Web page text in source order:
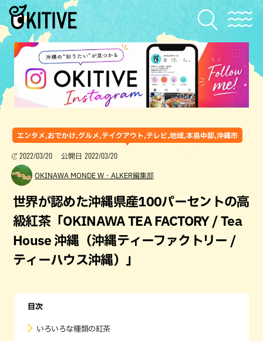
エンタメ,おでかけ,グルメ,テイクアウト,テレビ,地域,本島中部,沖縄市
2022/03/20 公開日 2022/03/20
OKINAWA MONDE W・ALKER編集部
世界が認めた沖縄県産100パーセントの高
級紅茶「OKINAWA TEA FACTORY / Tea
House 沖縄（沖縄ティーファクトリー /
ティーハウス沖縄）」
目次
いろいろな種類の紅茶